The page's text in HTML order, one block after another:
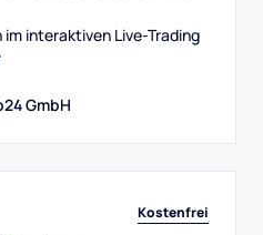
interaktiven Live-Trading
GmbH
Kostenfrei